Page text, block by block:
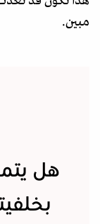
مبين.
هل